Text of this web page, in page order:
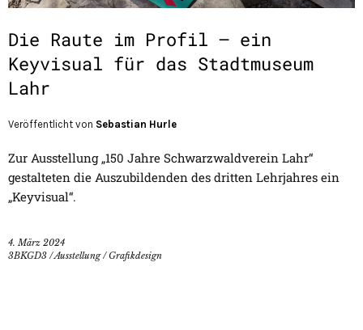
Die Raute im Profil – ein
Keyvisual für das Stadtmuseum
Lahr
Veröffentlicht von Sebastian Hurle
Zur Ausstellung „150 Jahre Schwarzwaldverein Lahr“
gestalteten die Auszubildenden des dritten Lehrjahres ein
„Keyvisual“.
4. März 2024
3BKGD3 /Ausstellung/Grafikdesign